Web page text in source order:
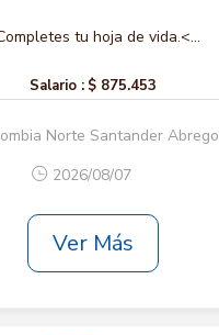
tu hoja de vida.<...
Salario : $ 875.453
Norte Santander Abrego
2026/08/07
Ver Más